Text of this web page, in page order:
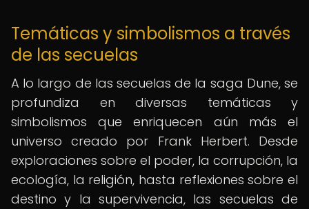
Temáticas y simbolismos a través
de las secuelas
A lo largo de las secuelas de la saga Dune, se
profundiza en diversas temáticas y
simbolismos que enriquecen aún más el
universo creado por Frank Herbert. Desde
exploraciones sobre el poder, la corrupción, la
ecología, la religión, hasta reflexiones sobre el
destino y la supervivencia, las secuelas de